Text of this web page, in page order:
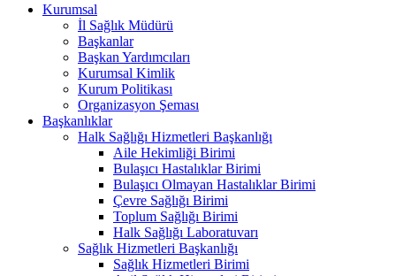
Kurumsal
İl Sağlık Müdürü
Başkanlar
Başkan Yardımcıları
Kurumsal Kimlik
Kurum Politikası
Organizasyon Şeması
Başkanlıklar
Halk Sağlığı Hizmetleri Başkanlığı
Aile Hekimliği Birimi
Bulaşıcı Hastalıklar Birimi
Bulaşıcı Olmayan Hastalıklar Birimi
Çevre Sağlığı Birimi
Toplum Sağlığı Birimi
Halk Sağlığı Laboratuvarı
Sağlık Hizmetleri Başkanlığı
Sağlık Hizmetleri Birimi